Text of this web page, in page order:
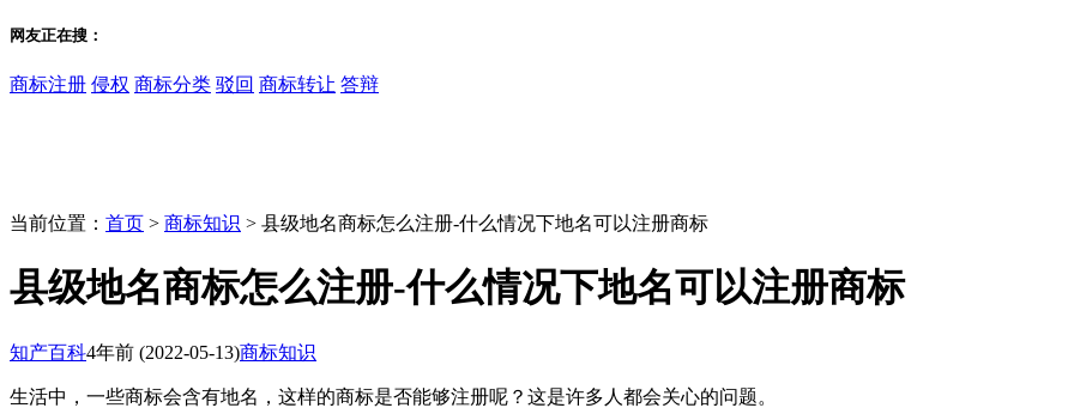
网友正在搜：
商标注册 侵权 商标分类 驳回 商标转让 答辩
当前位置： 首页 > 商标知识 > 县级地名商标怎么注册-什么情况下地名可以注册商标
县级地名商标怎么注册-什么情况下地名可以注册商标
知产百科4年前 (2022-05-13)商标知识
生活中，一些商标会含有地名，这样的商标是否能够注册呢？这是许多人都会关心的问题。